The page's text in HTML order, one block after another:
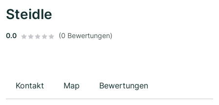
Steidle
0.0 (0 Bewertungen)
Kontakt Map Bewertungen